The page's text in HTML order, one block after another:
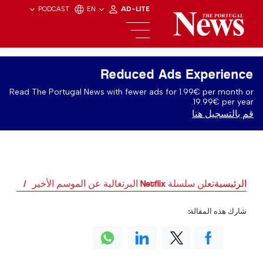
PODCAST EN AD-LITE
Reduced Ads Experience
Read The Portugal News with fewer ads for 1.99€ per month or
19.99€ per year.
قم بالتسجيل هنا
الرئيسيةتعلن سلسلة Netflix البرتغالية عن الموسم الأخير
شارك هذه المقالة: